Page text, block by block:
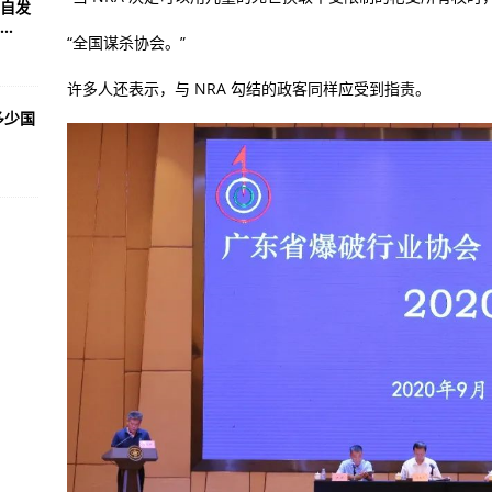
“全国谋杀协会。”
许多人还表示，与 NRA 勾结的政客同样应受到指责。
发
少国